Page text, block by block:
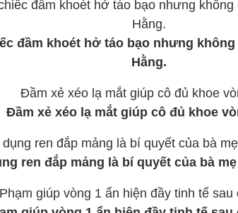
đầm khoét hở táo bạo nhưng
Hằng.
Đầm xẻ xéo lạ mắt giúp cô đủ khoe
ren đắp mảng là bí quyết của bà